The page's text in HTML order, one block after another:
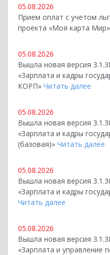
05.08.2026
Прием оплат с учетом
проекта «Моя карта Мир»
05.08.2026
Вышла новая версия
«Зарплата и кадры
КОРП» Читать далее
05.08.2026
Вышла новая версия
«Зарплата и кадры
(базовая)» Читать далее
05.08.2026
Вышла новая версия
«Зарплата и кадры
Читать далее
05.08.2026
Вышла новая версия
«Зарплата и управление